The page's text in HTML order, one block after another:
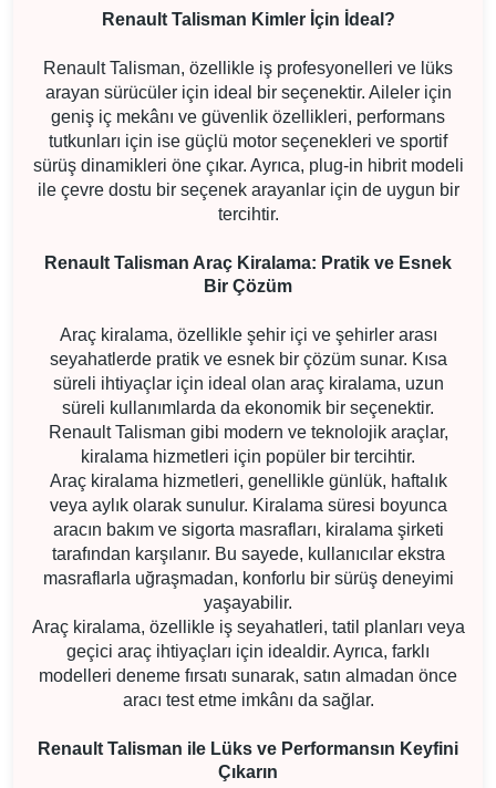
Renault Talisman Kimler İçin İdeal?
Renault Talisman, özellikle iş profesyonelleri ve lüks
arayan sürücüler için ideal bir seçenektir. Aileler için
geniş iç mekânı ve güvenlik özellikleri, performans
tutkunları için ise güçlü motor seçenekleri ve sportif
sürüş dinamikleri öne çıkar. Ayrıca, plug-in hibrit modeli
ile çevre dostu bir seçenek arayanlar için de uygun bir
tercihtir.
Renault Talisman Araç Kiralama: Pratik ve Esnek
Bir Çözüm
Araç kiralama, özellikle şehir içi ve şehirler arası
seyahatlerde pratik ve esnek bir çözüm sunar. Kısa
süreli ihtiyaçlar için ideal olan araç kiralama, uzun
süreli kullanımlarda da ekonomik bir seçenektir.
Renault Talisman gibi modern ve teknolojik araçlar,
kiralama hizmetleri için popüler bir tercihtir.
Araç kiralama hizmetleri, genellikle günlük, haftalık
veya aylık olarak sunulur. Kiralama süresi boyunca
aracın bakım ve sigorta masrafları, kiralama şirketi
tarafından karşılanır. Bu sayede, kullanıcılar ekstra
masraflarla uğraşmadan, konforlu bir sürüş deneyimi
yaşayabilir.
Araç kiralama, özellikle iş seyahatleri, tatil planları veya
geçici araç ihtiyaçları için idealdir. Ayrıca, farklı
modelleri deneme fırsatı sunarak, satın almadan önce
aracı test etme imkânı da sağlar.
Renault Talisman ile Lüks ve Performansın Keyfini
Çıkarın